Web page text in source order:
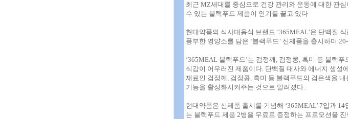
최근 MZ세대를 중심으로 건강 관리와 운동에 대한 관
수 있는 블랙푸드 제품이 인기를 끌고 있다
현대약품의 식사대용식 브랜드 ‘365MEAL’은 단백질
풍부한 영양소를 담은 ‘블랙푸드’ 신제품을 출시하며
‘365MEAL 블랙푸드’는 검정깨, 검정콩, 흑미 등 블랙
식감이 어우러진 제품이다. 단백질 대사와 에너지 생성
재료인 검정깨, 검정콩, 흑미 등 블랙푸드의 검은색을
기능을 활성화시켜주는 것으로 알려졌다.
현대약품은 신제품 출시를 기념해 ‘365MEAL’ 7입과
는 블랙푸드 제품 2병을 무료로 증정하는 프로모션을 진